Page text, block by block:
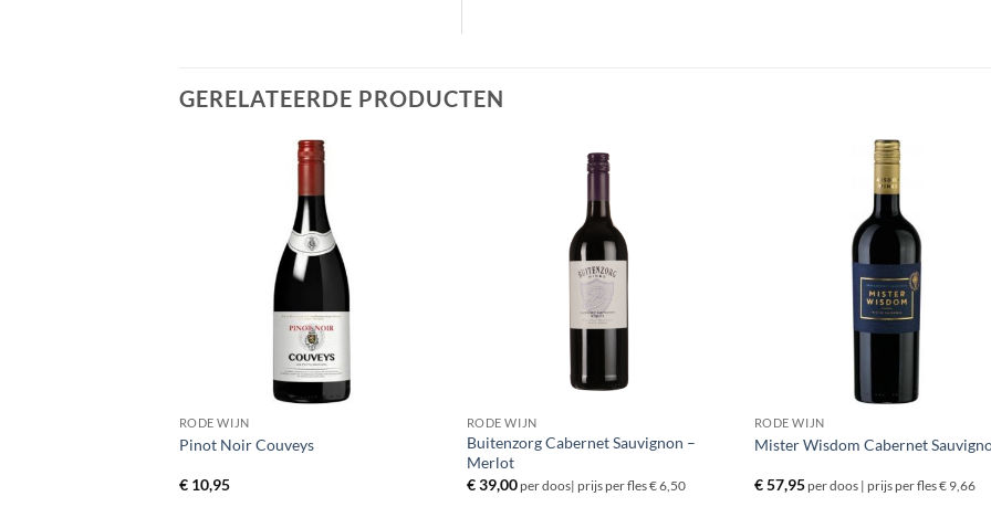
GERELATEERDE PRODUCTEN
RODE WIJN
Pinot Noir Couveys
€10,95
RODE WIJN
Buitenzorg Cabernet Sauvignon –
Merlot
€39,00per doos| prijs per fles € 6,50
RODE WIJN
Mister Wisdom Cabernet
€57,95per doos | prijs per fles € 9,66